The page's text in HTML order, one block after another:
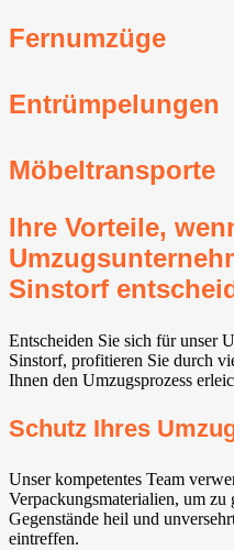
Fernumzüge
Entrümpelungen
Möbeltransporte
Ihre Vorteile,
Sinstorf
Entscheiden Sie sich für unser
Sinstorf, profitieren Sie durch
Ihnen den Umzugsprozess
Schutz Ihres
Unser kompetentes Team
Verpackungsmaterialien, um zu
Gegenstände heil und
eintreffen.